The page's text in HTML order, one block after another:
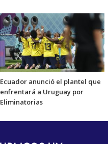
Ecuador anunció el plantel que
enfrentará a Uruguay por
Eliminatorias